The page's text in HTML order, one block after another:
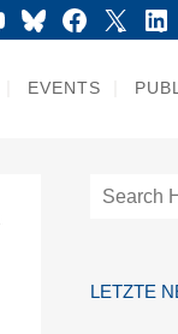
YouTubeBlueskyFacebook
EVENTS
LETZTE